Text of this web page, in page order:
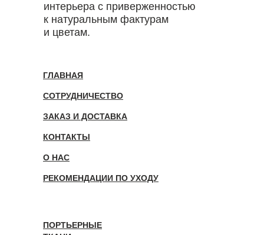
интерьера с приверженностью
к натуральным фактурам
и цветам.
ГЛАВНАЯ
СОТРУДНИЧЕСТВО
ЗАКАЗ И ДОСТАВКА
КОНТАКТЫ
О НАС
ПОРТЬЕРНЫЕ
РЕКОМЕНДАЦИИ ПО УХОДУ